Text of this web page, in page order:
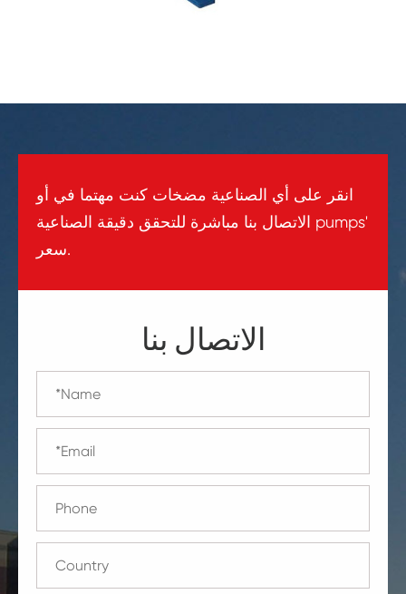
انقر على أي الصناعية مضخات كنت مهتما في أو
الاتصال بنا مباشرة للتحقق دقيقة الصناعية pumps'
سعر.
الاتصال بنا